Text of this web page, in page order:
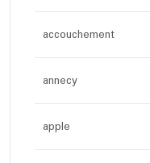
accouchement
annecy
apple